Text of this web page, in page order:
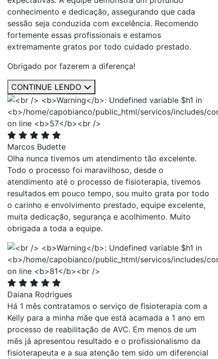
conhecimento e dedicação, assegurando que cada
sessão seja conduzida com excelência. Recomendo
fortemente essas profissionais e estamos
extremamente gratos por todo cuidado prestado.
Obrigado por fazerem a diferença!
CONTINUE LENDO
Marcos Budette
Olha nunca tivemos um atendimento tão excelente.
Todo o processo foi maravilhoso, desde o
atendimento até o processo de fisioterapia, tivemos
resultados em pouco tempo, sou muito grata por todo
o carinho e envolvimento prestado, equipe excelente,
muita dedicação, segurança e acolhimento. Muito
obrigada a toda a equipe.
Daiana Rodrigues
Há 1 mês contratamos o serviço de fisioterapia com a
Kelly para a minha mãe que está acamada a 1 ano em
processo de reabilitação de AVC. Em menos de um
mês já apresentou resultado e o profissionalismo da
fisioterapeuta e a sua atenção tem sido um diferencial